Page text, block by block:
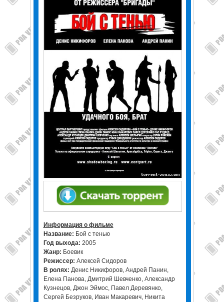
Информация о фильме
Название: Бой с тенью
Год выхода: 2005
Жанр: Боевик
Режиссер: Алексей Сидоров
В ролях: Денис Никифоров, Андрей Панин,
Елена Панова, Дмитрий Шевченко, Александр
Кузнецов, Джон Эймос, Павел Деревянко,
Сергей Безруков, Иван Макаревич, Никита